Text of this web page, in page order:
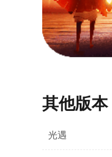
其他版本
光遇